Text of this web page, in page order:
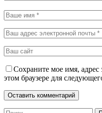
Сохраните мое имя, адрес
этом браузере для